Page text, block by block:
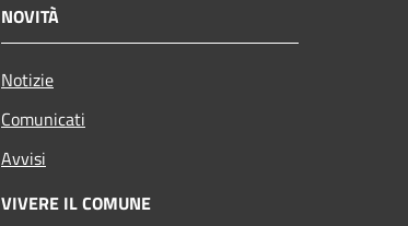
NOVITÀ
Notizie
Comunicati
Avvisi
VIVERE IL COMUNE